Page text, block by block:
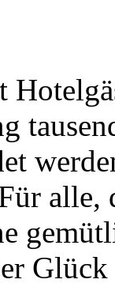
alle,
Glück